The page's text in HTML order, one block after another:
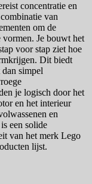
concentratie en
van
om de
vormen. Je bouwt het
voor stap ziet hoe
Dit biedt
dan simpel
je logisch door het
en het interieur
en
een solide
van het merk Lego
lijst.